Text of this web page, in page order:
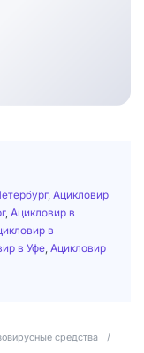
, Ацикловир
, Ацикловир в
в
в Уфе Ацикловир
средства
/